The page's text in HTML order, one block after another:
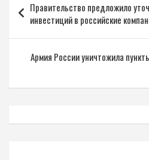
по
записям
Правительство предложило
инвестиций в российские
Армия России уничтожила